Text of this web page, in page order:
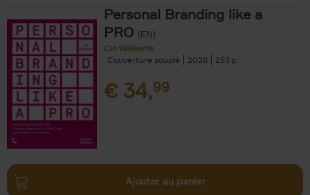
Personal Branding like a
PRO (EN)
Clo Willaerts
Couverture souple
2026 253
€ 34,99
Ajouter au panier